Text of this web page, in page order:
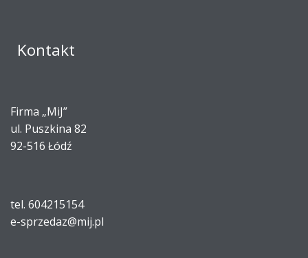
Kontakt
Firma „MiJ”
ul. Puszkina 82
92-516 Łódź
tel. 604215154
e-sprzedaz@mij.pl